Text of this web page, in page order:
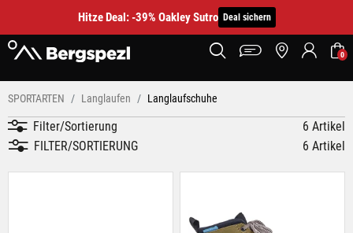
Hitze Deal: -39% Oakley Sutro Deal sichern
0
SPORTARTEN Langlaufen Langlaufschuhe
Filter/Sortierung
6 Artikel
FILTER/SORTIERUNG
6 Artikel